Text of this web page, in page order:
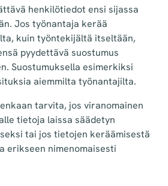
henkilötiedot ensi sijassa
Jos työnantaja kerää
kuin työntekijältä itseltään,
pyydettävä suostumus
Suostumuksella esimerkiksi
aiemmilta työnantajilta.
tarvita, jos viranomainen
tietoja laissa säädetyn
tai jos tietojen keräämisestä
erikseen nimenomaisesti